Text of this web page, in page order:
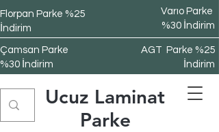
Florpan Parke %25
İndirim
Varıo Parke
%30 İndirim
Çamsan Parke
%30 İndirim
AGT Parke %25
İndirim
Ucuz Laminat
Parke